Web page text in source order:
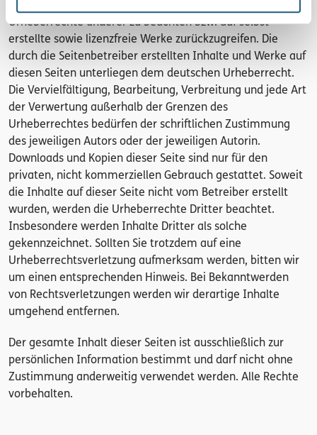
Urheberrechte anderer zu beachten bzw. auf selbst
erstellte sowie lizenzfreie Werke zurückzugreifen. Die
durch die Seitenbetreiber erstellten Inhalte und Werke auf
diesen Seiten unterliegen dem deutschen Urheberrecht.
Die Vervielfältigung, Bearbeitung, Verbreitung und jede Art
der Verwertung außerhalb der Grenzen des
Urheberrechtes bedürfen der schriftlichen Zustimmung
des jeweiligen Autors oder der jeweiligen Autorin.
Downloads und Kopien dieser Seite sind nur für den
privaten, nicht kommerziellen Gebrauch gestattet. Soweit
die Inhalte auf dieser Seite nicht vom Betreiber erstellt
wurden, werden die Urheberrechte Dritter beachtet.
Insbesondere werden Inhalte Dritter als solche
gekennzeichnet. Sollten Sie trotzdem auf eine
Urheberrechtsverletzung aufmerksam werden, bitten wir
um einen entsprechenden Hinweis. Bei Bekanntwerden
von Rechtsverletzungen werden wir derartige Inhalte
umgehend entfernen.
Der gesamte Inhalt dieser Seiten ist ausschließlich zur
persönlichen Information bestimmt und darf nicht ohne
Zustimmung anderweitig verwendet werden. Alle Rechte
vorbehalten.